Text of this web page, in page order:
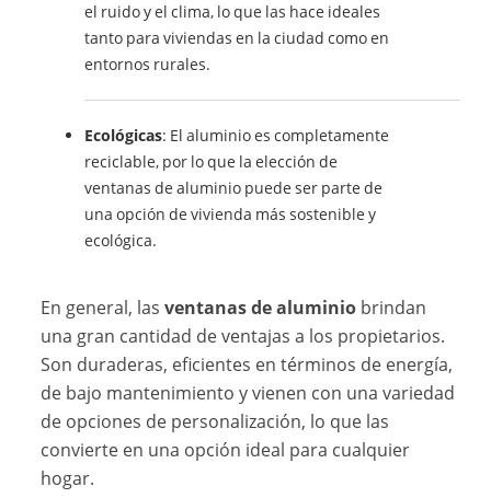
el ruido y el clima, lo que las hace ideales
tanto para viviendas en la ciudad como en
entornos rurales.
Ecológicas: El aluminio es completamente
reciclable, por lo que la elección de
ventanas de aluminio puede ser parte de
una opción de vivienda más sostenible y
ecológica.
En general, lasventanas de aluminio brindan
una gran cantidad de ventajas a los propietarios.
Son duraderas, eficientes en términos de energía,
de bajo mantenimiento y vienen con una variedad
de opciones de personalización, lo que las
convierte en una opción ideal para cualquier
hogar.